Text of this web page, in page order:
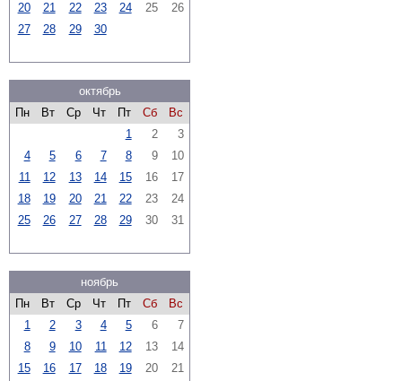
20 21 22 23 24 25
26
27
28 29 30
октябрь
Пн
Вт Ср Чт Пт Сб
Вс
1
2
3
4
5 6 7 8 9
10
11
12 13 14 15 16
17
18
19 20 21 22 23
24
25
26 27 28 29 30 31
ноябрь
Пн
Вт Ср Чт Пт Сб
Вс
1
2 3 4 5 6
7
8
9 10 11 12 13
14
15
16 17 18 19 20
21